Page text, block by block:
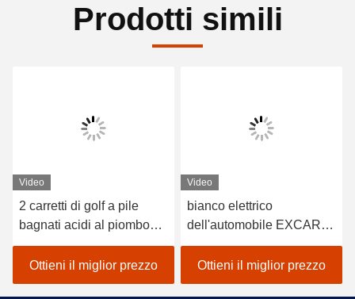
Prodotti simili
Video
2 carretti di golf a pile
bagnati acidi al piombo
dei sedili/golf con errori
elettrico dell'automobile
Ottieni il miglior prezzo
Video
bianco elettrico
dell'automobile EXCAR
A1S6+2 di golf del veicolo
a pile del litio 48V
Ottieni il miglior prezzo